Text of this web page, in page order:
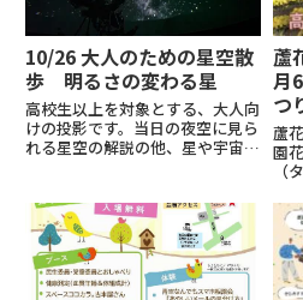
10/26 大人のための星空散
歩 明るさの変わる星
高校生以上を対象とする、大人向
けの投影です。当日の夜空に見ら
れる星空の解説の他、星や宇宙な
19:30場所：中央図書館プラネタ
リウム公式サイト：
蘆
月
つ
蘆
園
（
遠
販
都
本
た...